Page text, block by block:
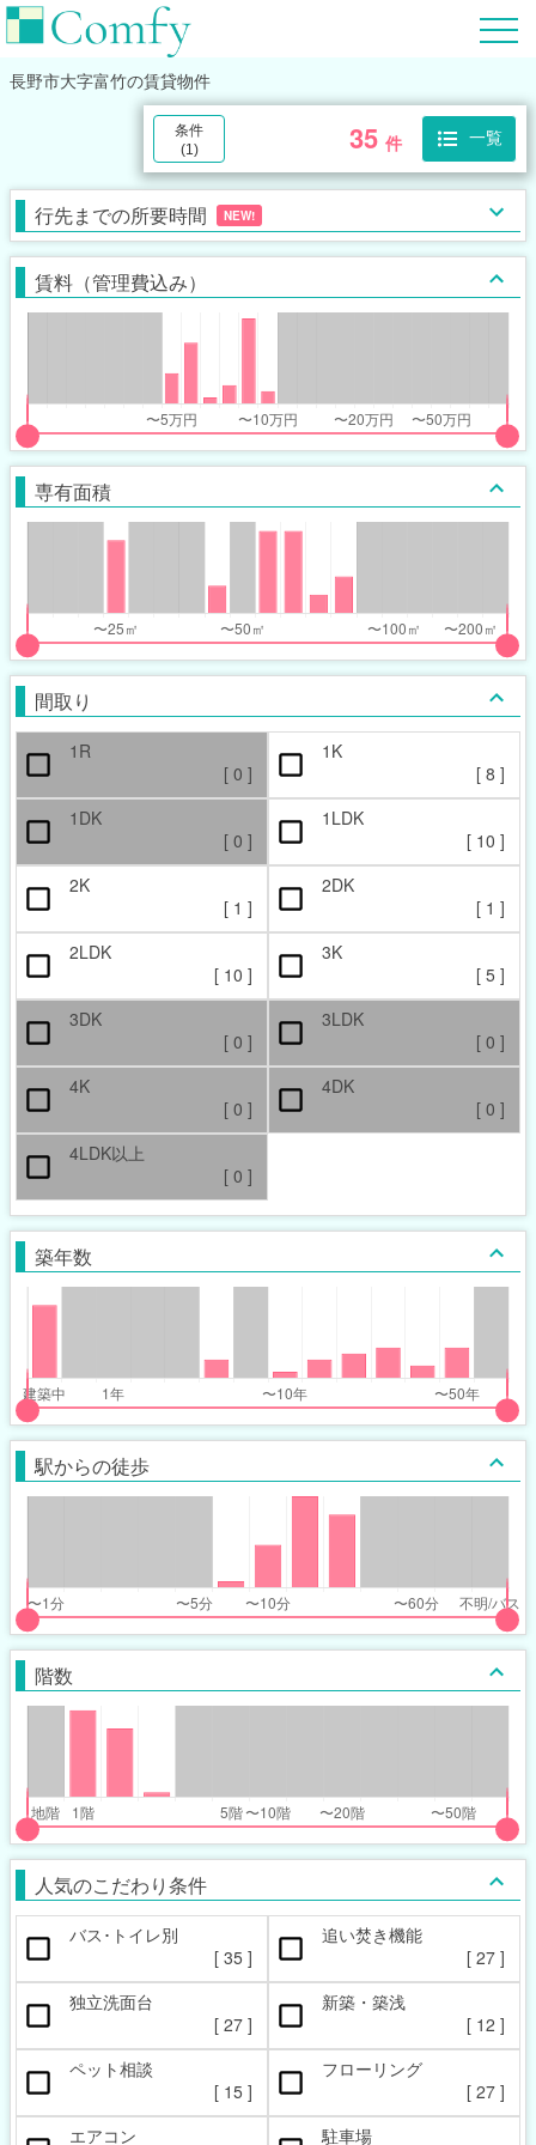
長野市大字富竹の賃貸物件
35 件 一覧
条件
(1 )
行先までの所要時間 NEW!
賃料（管理費込み）
専有面積
間取り
1R
[ 0 ]
1K
[ 8 ]
1DK
[ 0 ]
1LDK
[ 10 ]
2K
[ 1 ]
2DK
[ 1 ]
2LDK
[ 10 ]
3K
[ 5 ]
3DK
[ 0 ]
3LDK
[ 0 ]
4K
[ 0 ]
4DK
[ 0 ]
4LDK以上
[ 0 ]
築年数
駅からの徒歩
階数
人気のこだわり条件
バス･トイレ別
[ 35 ]
追い焚き機能
[ 27 ]
独立洗面台
[ 27 ]
新築・築浅
[ 12 ]
ペット相談
[ 15 ]
フローリング
[ 27 ]
エアコン
駐車場